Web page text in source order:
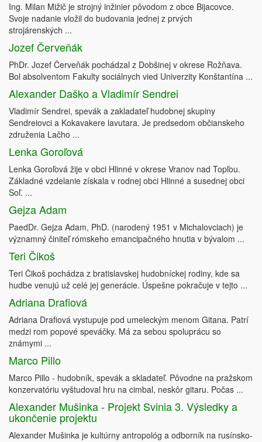
Ing. Milan Mižič je strojný inžinier pôvodom z obce Bijacovce.
Svoje nadanie vložil do budovania jednej z prvých
strojárenských ...
Jozef Červeňák
PhDr. Jozef Červeňák pochádzal z Dobšinej v okrese Rožňava.
Bol absolventom Fakulty sociálnych vied Univerzity Konštantína ...
Alexander Daško a Vladimír Sendrei
Vladimír Sendrei, spevák a zakladateľ hudobnej skupiny
Sendreiovci a Kokavakere lavutara. Je predsedom občianskeho
združenia Lačho ...
Lenka Goroľová
Lenka Goroľová žije v obci Hlinné v okrese Vranov nad Topľou.
Základné vzdelanie získala v rodnej obci Hlinné a susednej obci
Soľ. ...
Gejza Adam
PaedDr. Gejza Adam, PhD. (narodený 1951 v Michalovciach) je
významný činiteľ rómskeho emancipačného hnutia v bývalom ...
Teri Čikoš
Teri Čikoš pochádza z bratislavskej hudobníckej rodiny, kde sa
hudbe venujú už celé jej generácie. Úspešne pokračuje v tejto ...
Adriana Drafiová
Adriana Drafiová vystupuje pod umeleckým menom Gitana. Patrí
medzi rom popové speváčky. Má za sebou spoluprácu so
známymi ...
Marco Pillo
Marco Pillo - hudobník, spevák a skladateľ. Pôvodne na pražskom
konzervatóriu vyštudoval hru na cimbal, neskôr gitaru. Počas ...
Alexander Mušinka - Projekt Svinia 3. Výsledky a
ukončenie projektu
Alexander Mušinka je kultúrny antropológ a odborník na rusínsko-